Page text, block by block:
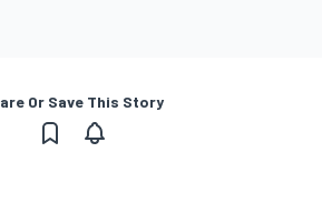
Or Save This Story